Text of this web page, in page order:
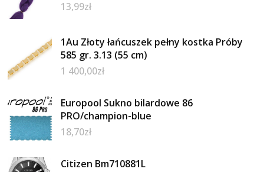
13,99zł
1Au Złoty łańcuszek pełny kostka Próby
585 gr. 3.13 (55 cm)
1 400,00zł
Europool Sukno bilardowe 86
PRO/champion-blue
18,70zł
Citizen Bm710881L